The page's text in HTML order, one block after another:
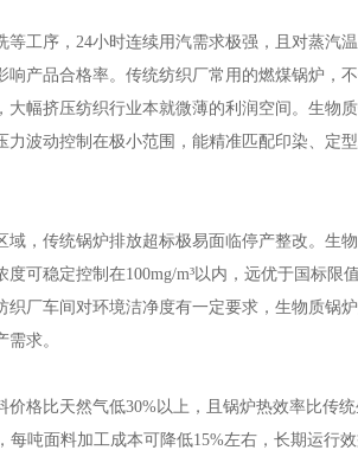
工序，24小时连续用汽需求极强，且对蒸汽
产品合格率。传统纺织厂常用的燃煤锅炉，
幅挤压纺织行业本就微薄的利润空间。生物
波动控制在极小范围，能精准匹配印染、定
，传统锅炉排放超标极易面临停产整改。生
可稳定控制在100mg/m³以内，远优于国标限
厂车间对环境洁净度有一定要求，生物质锅
求。
格比天然气低30%以上，且锅炉热效率比传
吨面料加工成本可降低15%左右，长期运行